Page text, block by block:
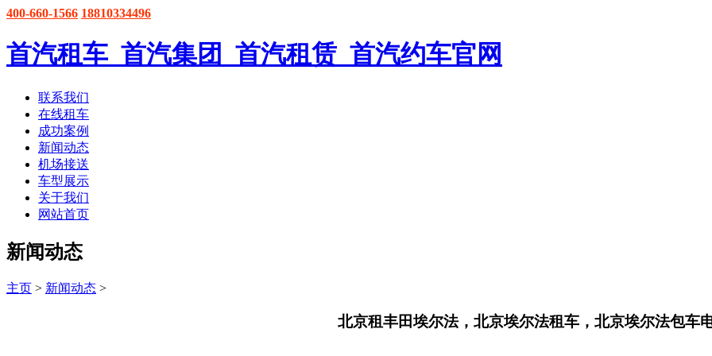
400-660-1566 18810334496
首汽租车_首汽集团_首汽租赁_首汽约车官网
联系我们
在线租车
成功案例
新闻动态
机场接送
车型展示
关于我们
网站首页
新闻动态
主页 > 新闻动态 >
北京租丰田埃尔法，北京埃尔法租车，北京埃尔法包车